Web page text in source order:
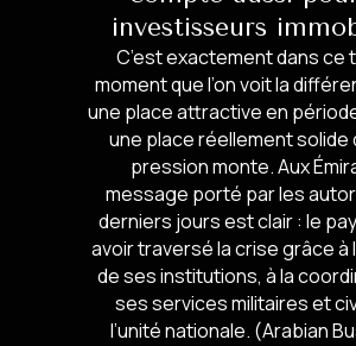
investisseurs
C’est exactement dans ce
moment que l’on voit la
une place attractive en
une place réellement solide
pression monte. Aux
message porté par les
derniers jours est clair : le
avoir traversé la crise grâce à
de ses institutions, à la
ses services militaires et
l’unité nationale. (Arabian